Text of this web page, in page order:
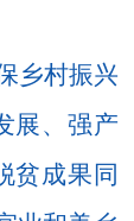
乡村振兴
展、强产
贫成果同